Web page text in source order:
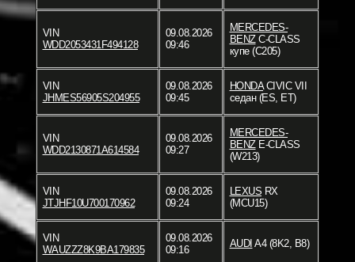
VIN
WDD2053431F494128
09.08.2026
09:46
MERCEDES-
BENZC-CLASS
купе (C205)
VIN
JHMES56905S204955
09.08.2026
09:45
HONDACIVIC VII
седан (ES, ET)
VIN
WDD2130871A614584
09.08.2026
09:27
MERCEDES-
BENZE-CLASS
(W213)
VIN
JTJHF10U700170962
09.08.2026
09:24
LEXUS RX
(MCU15)
VIN
WAUZZZ8K9BA179835
09.08.2026
09:16
AUDI A4 (8K2, B8)